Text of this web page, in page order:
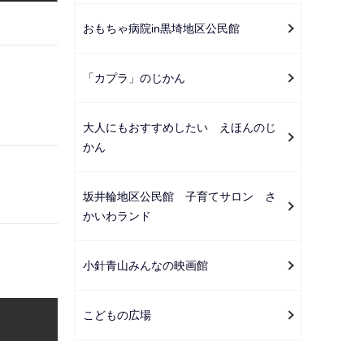
おもちゃ病院in黒埼地区公民館
「カプラ」のじかん
大人にもおすすめしたい えほんのじ
かん
坂井輪地区公民館 子育てサロン さ
かいわランド
小針青山みんなの映画館
こどもの広場